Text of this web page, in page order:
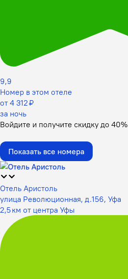
9,9
Номер в этом отеле
от 4 312 ₽
за ночь
Войдите и получите скидку до 40%
Показать все номера
Отель Аристоль
улица Революционная, д.156, Уфа
2,5 км от центра Уфы